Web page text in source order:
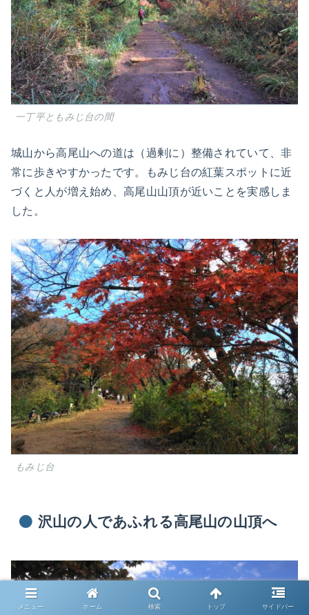
一丁平ともみじ台の間
城山から高尾山への道は（過剰に）整備されていて、非
常に歩きやすかったです。もみじ台の紅葉スポットに近
づくと人が増え始め、高尾山山頂が近いことを実感しま
した。
もみじ台
沢山の人であふれる高尾山の山頂へ
メニュー ホーム 検索 トップ サイドバー